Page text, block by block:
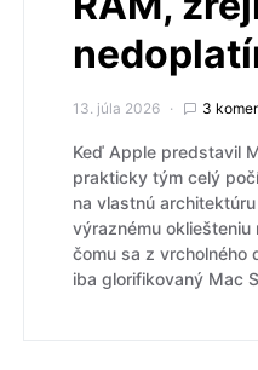
13. júla 2026 3
Keď Apple predstavil
prakticky tým celý
na vlastnú
výraznému
čomu sa z
iba glorifikovaný Mac